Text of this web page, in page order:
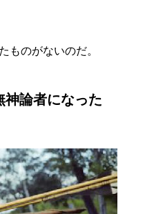
ものがないのだ。
神論者になった